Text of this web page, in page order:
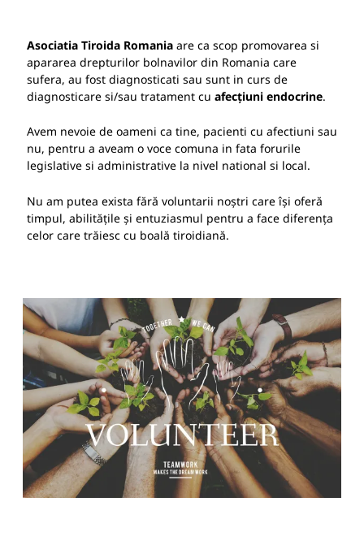
Asociatia Tiroida Romania are ca scop promovarea si
apararea drepturilor bolnavilor din Romania care
sufera, au fost diagnosticati sau sunt in curs de
diagnosticare si/sau tratament cu afecțiuni endocrine.
Avem nevoie de oameni ca tine, pacienti cu afectiuni sau
nu, pentru a aveam o voce comuna in fata forurile
legislative si administrative la nivel national si local.
Nu am putea exista fără voluntarii noștri care își oferă
timpul, abilitățile și entuziasmul pentru a face diferența
celor care trăiesc cu boală tiroidiană.